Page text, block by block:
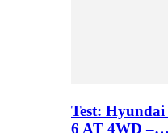
Test:
6 AT 4WD –…